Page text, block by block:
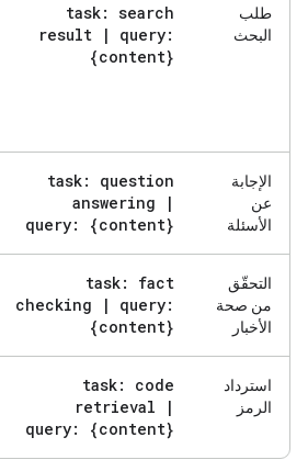
طلب
البحث
task: search
result
|
query:
{content}
الإجابة
عن
الأسئلة
task: question
answering
|
query: {content}
التحقّق
من صحة
الأخبار
task: fact
checking
|
query:
{content}
استرداد
الرمز
task: code
retrieval
|
query: {content}